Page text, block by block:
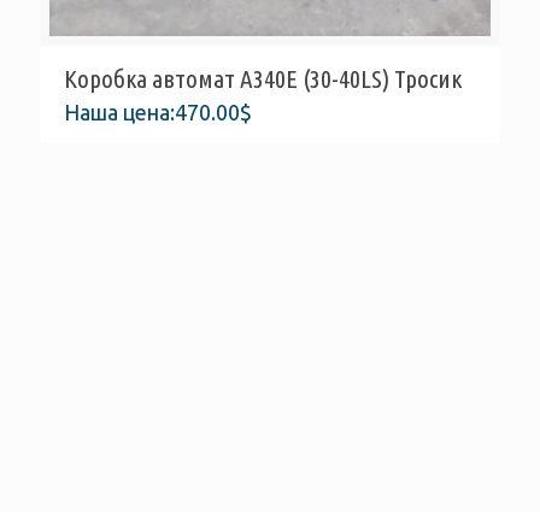
Коробка автомат A340E (30-40LS) Тросик
Наша цена:470.00$